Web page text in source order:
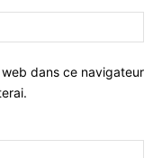
:
dans ce navigateur